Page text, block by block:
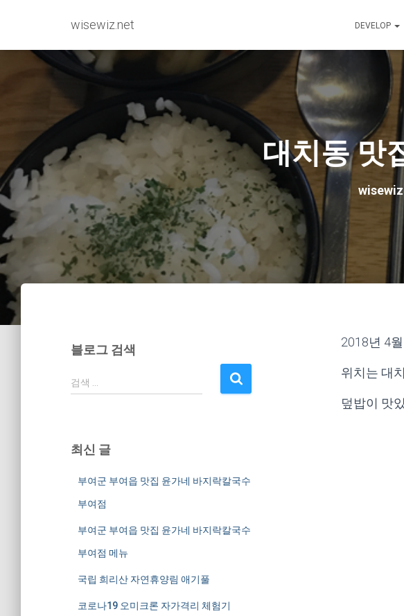
wisewiz.net DEVELOP
대치동 맛
wisewiz
블로그 검색
검
색
검색 …
최신 글
부여군 부여읍 맛집 윤가네 바지락칼국수
부여점
부여군 부여읍 맛집 윤가네 바지락칼국수
부여점 메뉴
국립 희리산 자연휴양림 애기풀
코로나19 오미크론 자가격리 체험기
2018년 4
위치는 대
덮밥이 맛